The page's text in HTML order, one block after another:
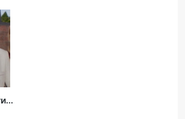
томография (МРТ)